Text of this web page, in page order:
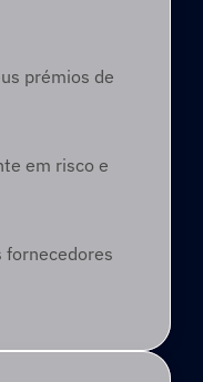
prémios de
em risco e
fornecedores